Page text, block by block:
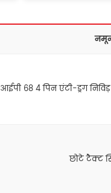
आईपी 68 4 पिन एंटी-ड्रग
छोटे टैक्ट